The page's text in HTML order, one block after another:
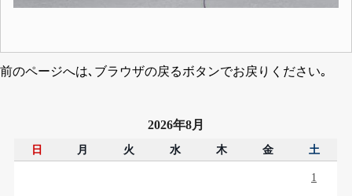
前のページへは､ブラウザの戻るボタンでお戻りください｡
2026年8月
日 月 火 水 木 金 土
1